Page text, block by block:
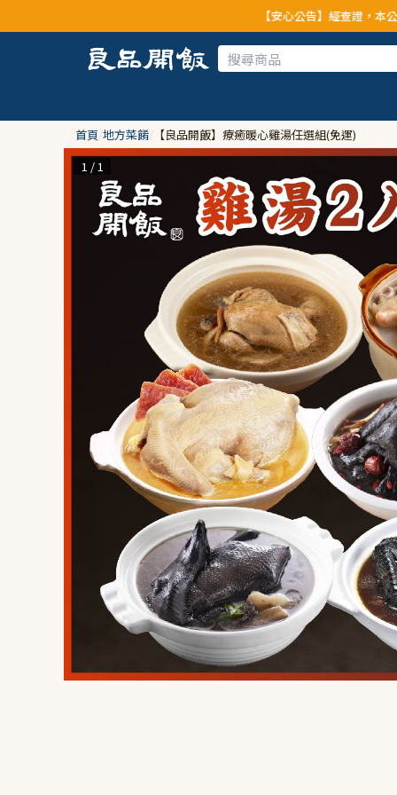
【安心公告】經查證，本公司全品項與上
首頁/地方菜餚/ 【良品開飯】療癒暖心雞湯任選組(免運)
1 / 1